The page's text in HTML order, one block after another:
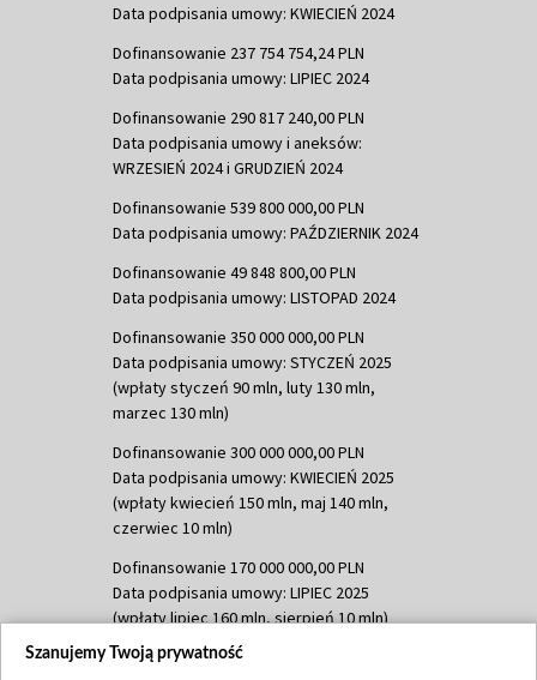
Data podpisania umowy: KWIECIEŃ 2024
Dofinansowanie 237 754 754,24 PLN
Data podpisania umowy: LIPIEC 2024
Dofinansowanie 290 817 240,00 PLN
Data podpisania umowy i aneksów:
WRZESIEŃ 2024 i GRUDZIEŃ 2024
Dofinansowanie 539 800 000,00 PLN
Data podpisania umowy: PAŹDZIERNIK 2024
Dofinansowanie 49 848 800,00 PLN
Data podpisania umowy: LISTOPAD 2024
Dofinansowanie 350 000 000,00 PLN
Data podpisania umowy: STYCZEŃ 2025
(wpłaty styczeń 90 mln, luty 130 mln,
marzec 130 mln)
Dofinansowanie 300 000 000,00 PLN
Data podpisania umowy: KWIECIEŃ 2025
(wpłaty kwiecień 150 mln, maj 140 mln,
czerwiec 10 mln)
Dofinansowanie 170 000 000,00 PLN
Data podpisania umowy: LIPIEC 2025
(wpłaty lipiec 160 mln, sierpień 10 mln)
Dofinansowanie 60 000 000,00 PLN
Szanujemy Twoją prywatność